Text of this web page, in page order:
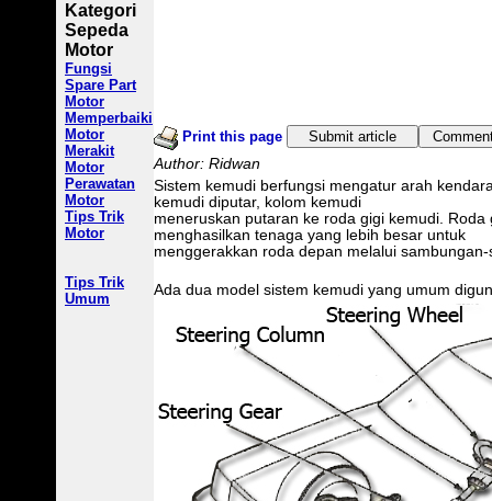
Kategori
Sepeda
Motor
Fungsi
Spare Part
Motor
Memperbaiki
Motor
Merakit
Motor
Perawatan
Motor
Tips Trik
Motor
Tips Trik
Umum
Print this page Submit article
Author: Ridwan
Sistem kemudi berfungsi mengatur arah
kemudi diputar, kolom kemudi
meneruskan putaran ke roda gigi kemudi.
menghasilkan tenaga yang lebih besar untuk
menggerakkan roda depan melalui
Ada dua model sistem kemudi yang umum